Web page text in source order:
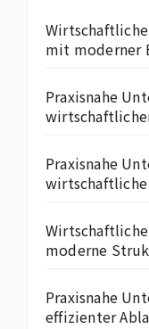
mit moderner
Praxisnahe
Praxisnahe
moderne
Praxisnahe
effizienter